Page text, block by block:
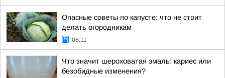
Опасные советы по капусте: что не стоит
делать огородникам
06:11
Что значит шероховатая эмаль: кариес или
безобидные изменения?